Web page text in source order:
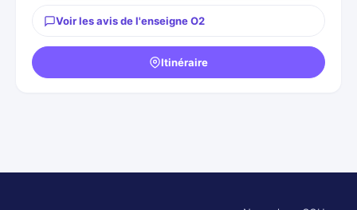
Voir les avis de l'enseigne O2
Itinéraire